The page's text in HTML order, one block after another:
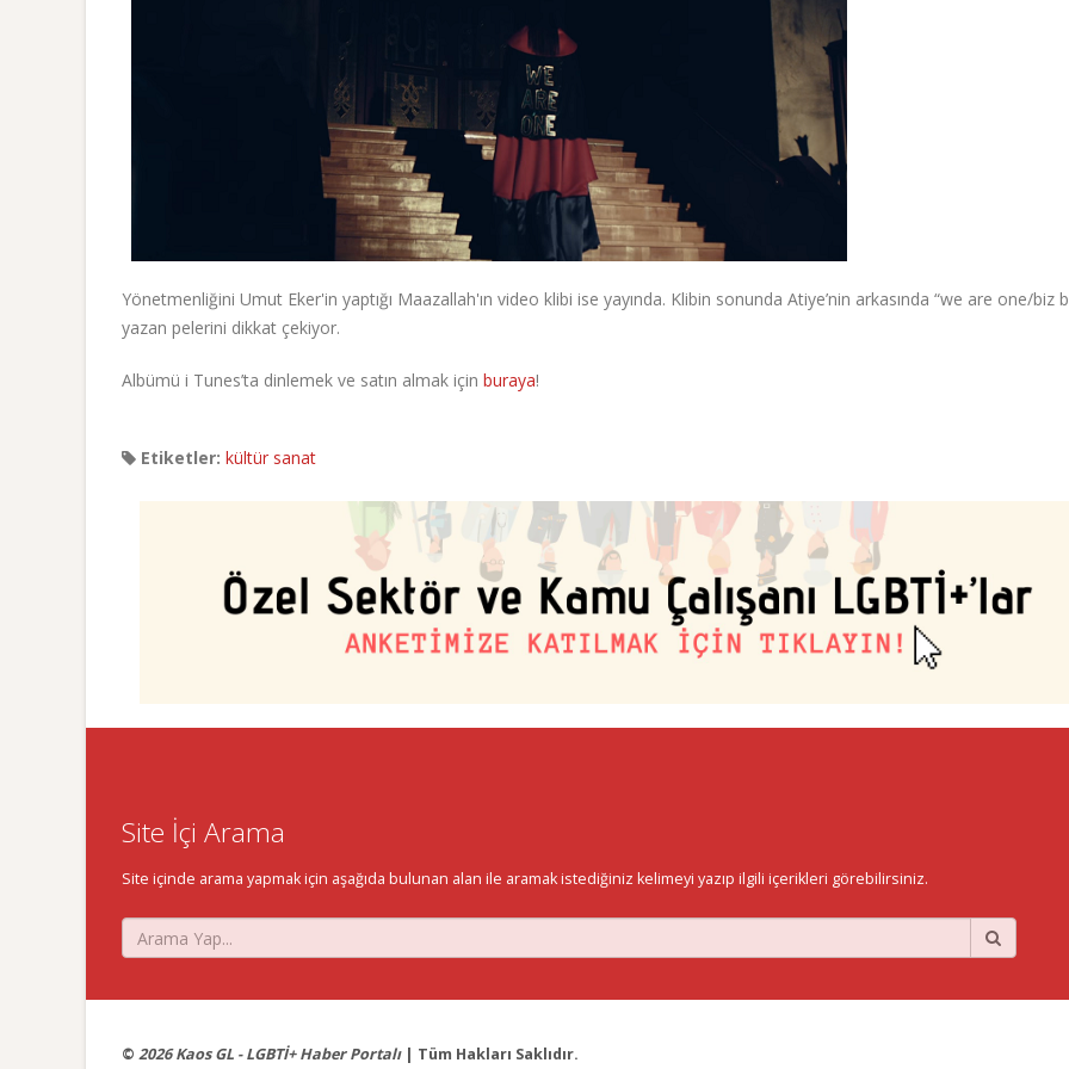
Yönetmenliğini Umut Eker'in yaptığı Maazallah'ın video klibi ise yayında. Klibin sonunda Atiye’nin arkasında “we are one/biz
yazan pelerini dikkat çekiyor.
Albümü i Tunes’ta dinlemek ve satın almak için buraya!
Etiketler: kültür sanat
Site İçi Arama
Site içinde arama yapmak için aşağıda bulunan alan ile aramak istediğiniz kelimeyi yazıp ilgili içerikleri görebilirsiniz.
© 2026 Kaos GL - LGBTİ+ Haber Portalı| Tüm Hakları Saklıdır.